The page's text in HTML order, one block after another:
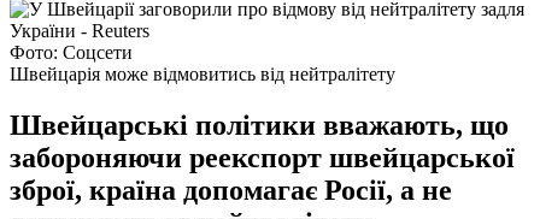
Фото: Соцсети
Швейцарія може відмовитись від нейтралітету
Швейцарські політики вважають, що
забороняючи реекспорт швейцарської
зброї, країна допомагає Росії, а не